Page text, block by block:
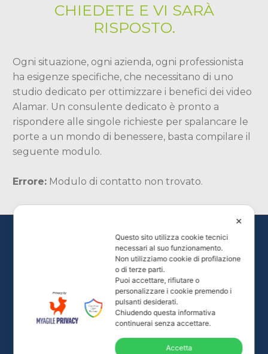
CHIEDETE E VI SARÀ
RISPOSTO.
Ogni situazione, ogni azienda, ogni professionista
ha esigenze specifiche, che necessitano di uno
studio dedicato per ottimizzare i benefici dei video
Alamar. Un consulente dedicato è pronto a
rispondere alle singole richieste per spalancare le
porte a un mondo di benessere, basta compilare il
seguente modulo.
Errore: Modulo di contatto non trovato.
Tutti i diritti delle immagini e dei video presenti nel
© Alamar Life - P. IVA 02472080023
✕
Questo sito utilizza cookie tecnici
necessari al suo funzionamento.
Non utilizziamo cookie di profilazione
o di terze parti.
Puoi accettare, rifiutare o
personalizzare i cookie premendo i
pulsanti desiderati.
Chiudendo questa informativa
continuerai senza accettare.
Accetta